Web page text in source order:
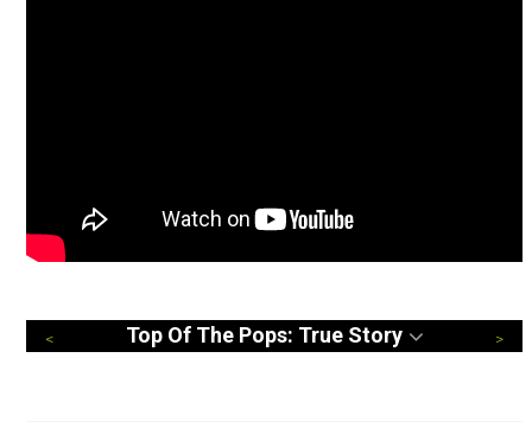
Top Of The Pops: True Story